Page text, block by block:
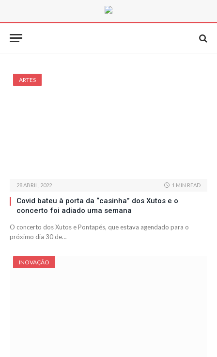
ARTES
28 ABRIL, 2022 1 MIN READ
Covid bateu à porta da “casinha” dos Xutos e o
concerto foi adiado uma semana
O concerto dos Xutos e Pontapés, que estava agendado para o
próximo dia 30 de…
INOVAÇÃO